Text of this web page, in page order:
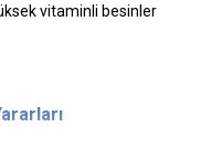
vitaminli besinler